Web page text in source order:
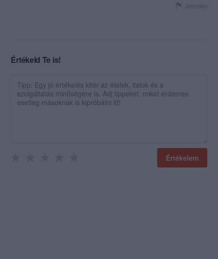
Jelentés
Értékeld Te is!
Értékelem